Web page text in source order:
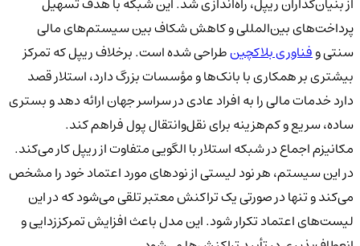
پرداخت‌های بین‌المللی و کاهش شکاف بین سیستم‌های مالی
سنتی وفناوری بلاکچینطراحی شده است. برخلاف ریپل که تمرکز
بیشتری بر همکاری با بانک‌ها و مؤسسات بزرگ دارد، استلار قصد
دارد خدمات مالی را به افراد عادی در سراسر جهان ارائه دهد و بستری
ساده، سریع و کم‌هزینه برای نقل‌وانتقال پول فراهم کند.
مکانیزم اجماع در شبکه استلار با الگویی متفاوت از ریپل کار می‌کند.
در این سیستم، هر نود لیستی از نودهای مورد اعتماد خود را مشخص
می‌کند و تنها در صورتی یک تراکنش معتبر تلقی می‌شود که در این
لیست‌های اعتماد تکرار شود. این مدل باعث افزایش تمرکززدایی و